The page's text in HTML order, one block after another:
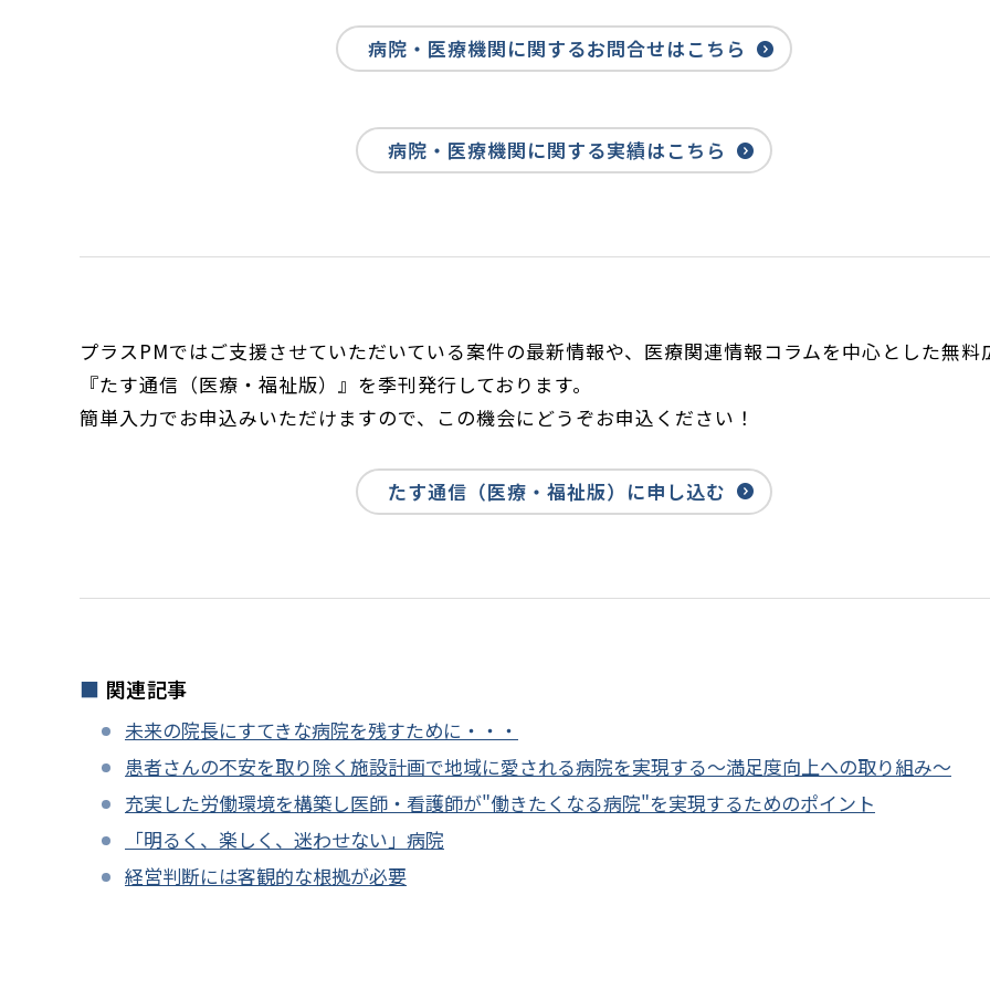
病院・医療機関に関するお問合せはこちら
病院・医療機関に関する実績はこちら
プラスPMではご支援させていただいている案件の最新情報や、医療関連情報コラムを中心とした無料
『たす通信（医療・福祉版）』を季刊発行しております。
簡単入力でお申込みいただけますので、この機会にどうぞお申込ください！
たす通信（医療・福祉版）に申し込む
関連記事
未来の院長にすてきな病院を残すために・・・
患者さんの不安を取り除く施設計画で地域に愛される病院を実現する～満足度向上への取り組み～
充実した労働環境を構築し医師・看護師が"働きたくなる病院"を実現するためのポイント
「明るく、楽しく、迷わせない」病院
経営判断には客観的な根拠が必要